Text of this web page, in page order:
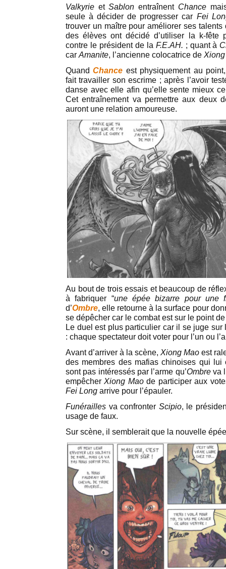
Valkyrie etSablon entraînent Chance
seule à décider de progresser car Fei
trouver un maître pour améliorer ses
des élèves ont décidé d’utiliser la k-fête
contre le président de la F.E.AH. ; quant à
car Amanite, l’ancienne colocatrice de
QuandChance est physiquement au
fait travailler son escrime ; après l’avoir
danse avec elle afin qu’elle sente mieux
Cet entraînement va permettre aux deux
auront une relation amoureuse.
Au bout de trois essais et beaucoup de
à fabriquer “une épée bizarre pour une
d’Ombre, elle retourne à la surface pour
se dépêcher car le combat est sur le point
Le duel est plus particulier car il se juge
: chaque spectateur doit voter pour l’un ou
Avant d’arriver à la scène, Xiong Mao est
des membres des mafias chinoises qui lui
sont pas intéressés par l’arme qu’Ombreva
empêcherXiong Maode participer aux
Fei Long arrive pour l’épauler.
Funérailles va confronter Scipio, le
usage de faux.
Sur scène, il semblerait que la nouvelle